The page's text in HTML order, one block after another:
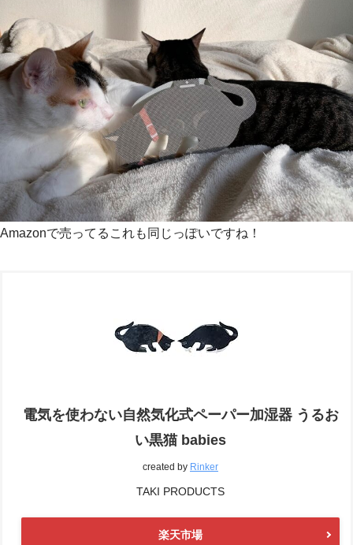
Amazonで売ってるこれも同じっぽいですね！
電気を使わない自然気化式ペーパー加湿器 うるお
い黒猫 babies
created by Rinker
TAKI PRODUCTS
楽天市場